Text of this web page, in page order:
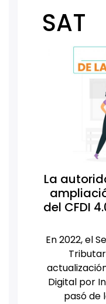
SAT
La
del CFDI
En 2022, el
Digital por
pasó de